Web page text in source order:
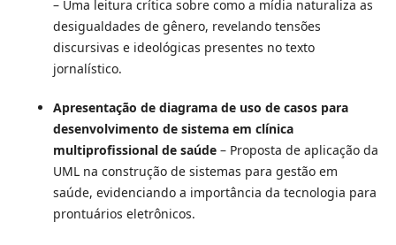
– Uma leitura crítica sobre como a mídia naturaliza as
desigualdades de gênero, revelando tensões
discursivas e ideológicas presentes no texto
jornalístico.
Apresentação de diagrama de uso de casos para
desenvolvimento de sistema em clínica
multiprofissional de saúde– Proposta de aplicação da
UML na construção de sistemas para gestão em
saúde, evidenciando a importância da tecnologia para
prontuários eletrônicos.